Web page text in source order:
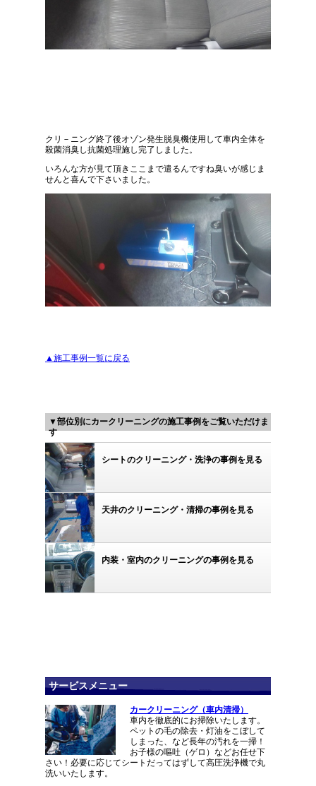
クリ－ニング終了後オゾン発生脱臭機使用して車内全体を
殺菌消臭し抗菌処理施し完了しました。
いろんな方が見て頂きここまで遣るんですね臭いが感じま
せんと喜んで下さいました。
▲施工事例一覧に戻る
▼部位別にカークリーニングの施工事例をご覧いただけま
す
シートのクリーニング・洗浄の事例を見る
天井のクリーニング・清掃の事例を見る
内装・室内のクリーニングの事例を見る
サービスメニュー
カークリーニング（車内清掃）
車内を徹底的にお掃除いたします。
ペットの毛の除去・灯油をこぼして
しまった、など長年の汚れを一掃！
お子様の嘔吐（ゲロ）などお任せ下
さい！必要に応じてシートだってはずして高圧洗浄機で丸
洗いいたします。